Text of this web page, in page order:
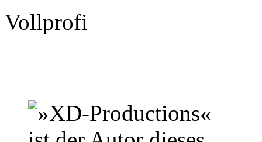
Vollprofi